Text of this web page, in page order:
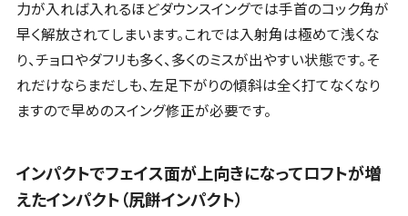
力が入れば入れるほどダウンスイングでは手首のコック角が
早く解放されてしまいます。これでは入射角は極めて浅くな
り、チョロやダフリも多く、多くのミスが出やすい状態です。そ
れだけならまだしも、左足下がりの傾斜は全く打てなくなり
ますので早めのスイング修正が必要です。
インパクトでフェイス面が上向きになってロフトが増
えたインパクト（尻餅インパクト）